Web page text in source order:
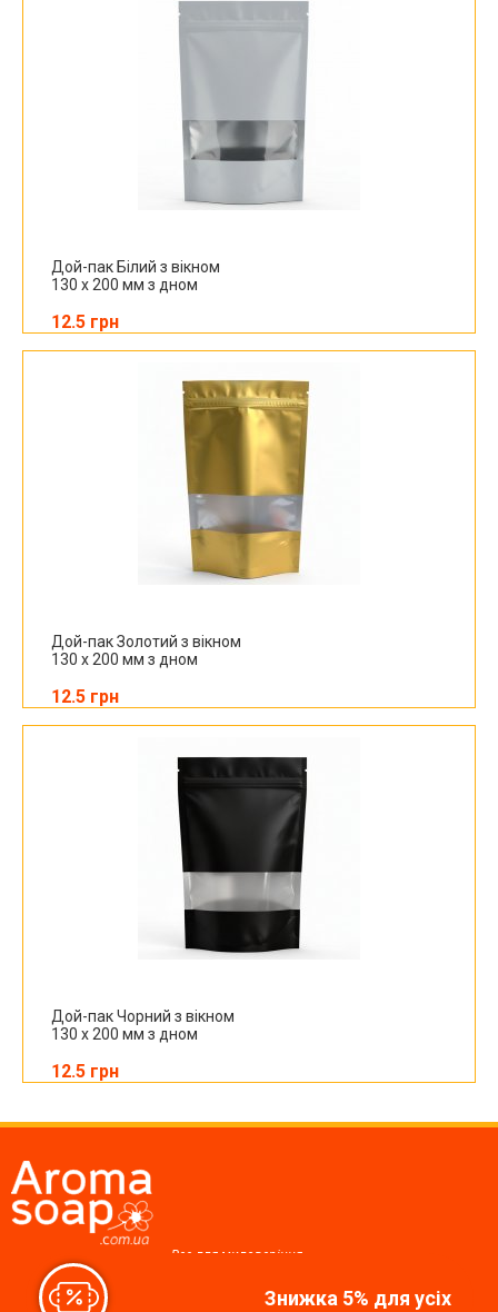
Дой-пак Білий з вікном
130 х 200 мм з дном
12.5 грн
Дой-пак Золотий з вікном
130 х 200 мм з дном
12.5 грн
Дой-пак Чорний з вікном
130 х 200 мм з дном
12.5 грн
Знижка 5% для усіх
Все для миловаріння,